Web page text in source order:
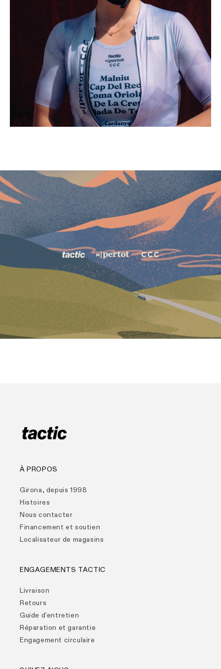
À PROPOS
Girona, depuis 1998
Histoires
Nous contacter
Financement et soutien
Localisateur de magasins
ENGAGEMENTS TACTIC
Livraison
Retours
Guide d’entretien
Réparation et garantie
Engagement circulaire